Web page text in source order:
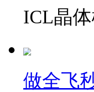
ICL晶
做全飞